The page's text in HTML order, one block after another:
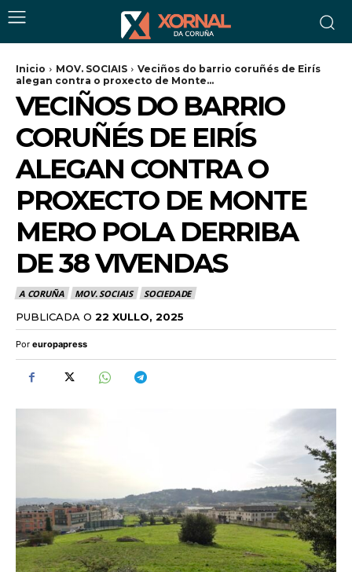
Inicio MOV. SOCIAIS
Veciños do barrio coruñés de Eirís
alegan contra o proxecto de Monte...
VECIÑOS DO BARRIO
CORUÑÉS DE EIRÍS
ALEGAN CONTRA O
PROXECTO DE MONTE
MERO POLA DERRIBA
DE 38 VIVENDAS
A CORUÑA MOV. SOCIAIS SOCIEDADE
PUBLICADA O 22 XULLO, 2025
Por europapress